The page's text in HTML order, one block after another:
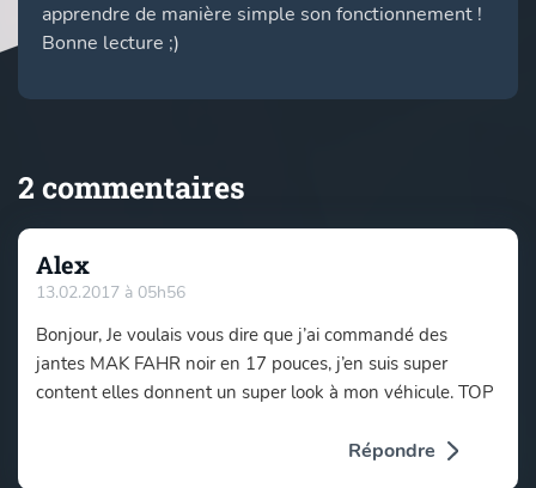
apprendre de manière simple son fonctionnement !
Bonne lecture ;)
2 commentaires
Alex
13.02.2017 à 05h56
Bonjour, Je voulais vous dire que j’ai commandé des
jantes MAK FAHR noir en 17 pouces, j’en suis super
content elles donnent un super look à mon véhicule. TOP
Répondre